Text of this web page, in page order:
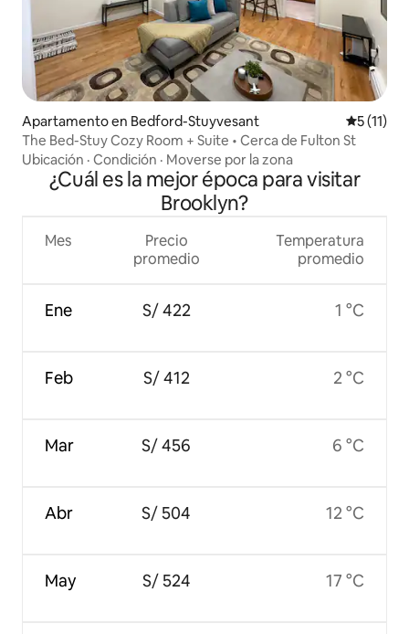
Apartamento en Bedford-Stuyvesant
5 (11)
The Bed-Stuy Cozy Room + Suite • Cerca de Fulton St
Ubicación · Condición · Moverse por la zona
¿Cuál es la mejor época para visitar
Brooklyn?
Mes
Ene
Feb
Mar
Abr
May
Precio
promedio
S/ 422
S/ 412
S/ 456
S/ 504
S/ 524
Temperatura
promedio
1 °C
2 °C
6 °C
12 °C
17 °C